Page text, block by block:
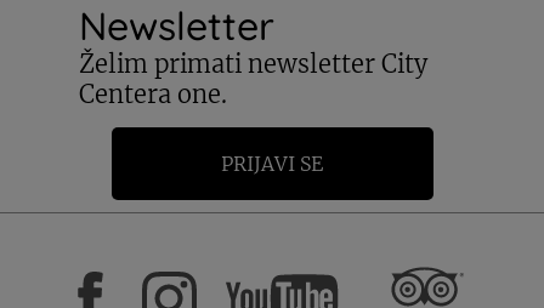
Newsletter
Želim primati newsletter City
Centera one.
PRIJAVI SE